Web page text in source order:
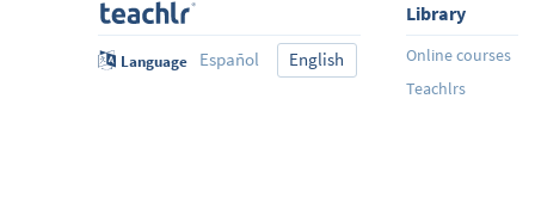
Language Español English
Library
Online courses
Teachlrs